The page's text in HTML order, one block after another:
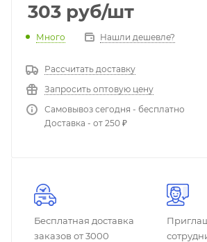
303 руб/шт
Много Нашли дешевле?
Рассчитать доставку
Запросить оптовую цену
Самовывоз сегодня - бесплатно
Доставка - от 250 ₽
Бесплатная доставка
заказов от 3000